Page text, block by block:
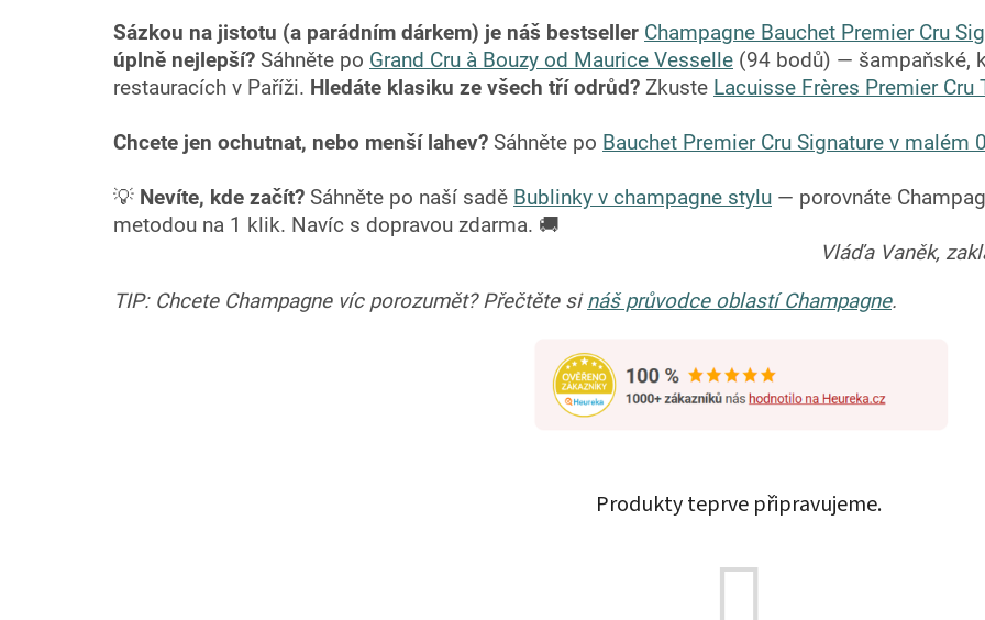
Sázkou na jistotu (a parádním dárkem) je náš bestseller Champagne Bauchet Premier Cru
úplně nejlepší? Sáhněte po Grand Cru à Bouzy od Maurice Vesselle (94 bodů) — šampaňské,
restauracích v Paříži. Hledáte klasiku ze všech tří odrůd? Zkuste Lacuisse Frères Premier Cru
Chcete jen ochutnat, nebo menší lahev? Sáhněte po Bauchet Premier Cru Signature v malém
💡 Nevíte, kde začít? Sáhněte po naší sadě Bublinky v champagne stylu — porovnáte
metodou na 1 klik. Navíc s dopravou zdarma. 🚚
Vláďa Vaněk,
TIP: Chcete Champagne víc porozumět? Přečtěte sináš průvodce oblastí Champagne.
Produkty teprve připravujeme.